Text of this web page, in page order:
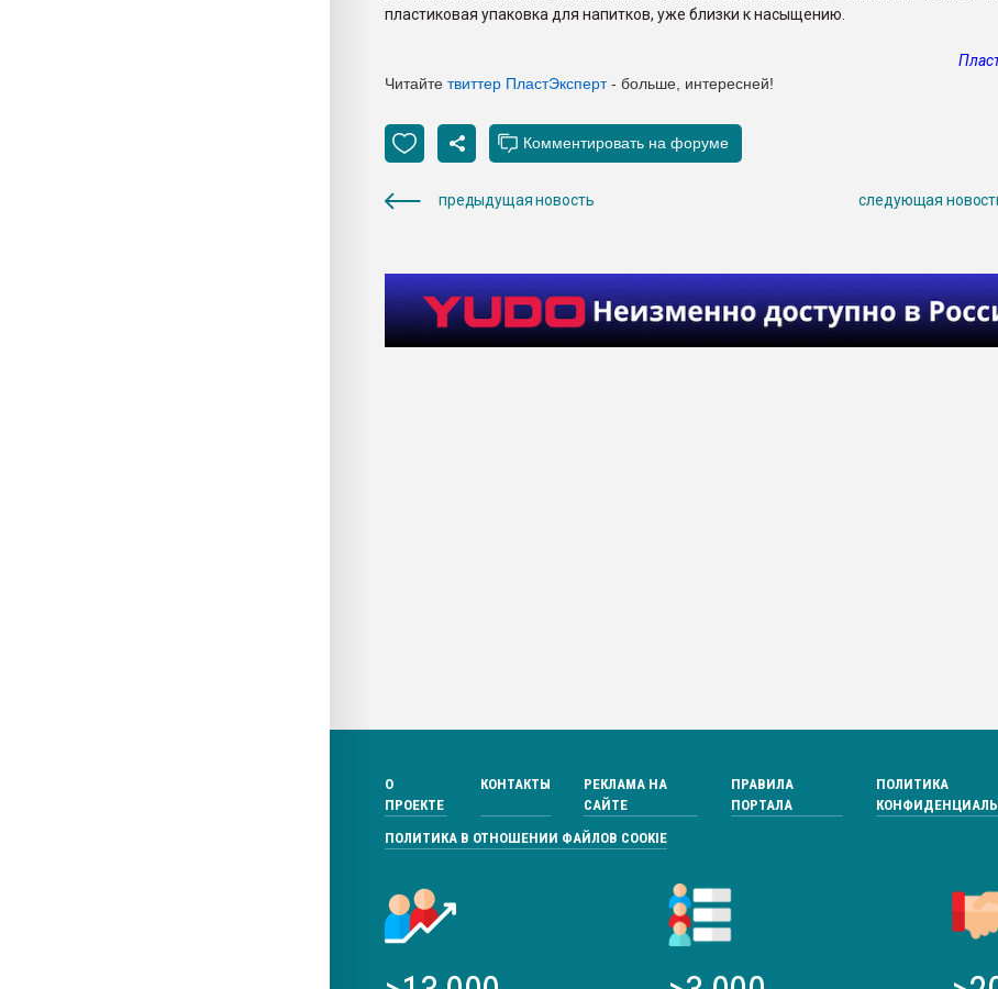
пластиковая упаковка для напитков, уже близки к насыщению.
Читайте твиттер ПластЭксперт- больше, интересней!
предыдущая новость следующая
О
ПРОЕКТЕ
КОНТАКТЫ
РЕКЛАМА НА
САЙТЕ
ПРАВИЛА
ПОРТАЛА
ПОЛИТИКА
ПОЛИТИКА В ОТНОШЕНИИ ФАЙЛОВ COOKIE